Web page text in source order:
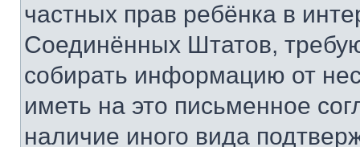
частных прав ребёнка в
Соединённых Штатов,
собирать информацию от
иметь на это письменное
наличие иного вида